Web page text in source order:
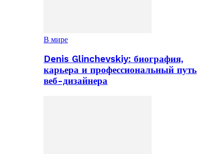
В мире
Denis Glinchevskiy: биография,
карьера и профессиональный путь
веб-дизайнера